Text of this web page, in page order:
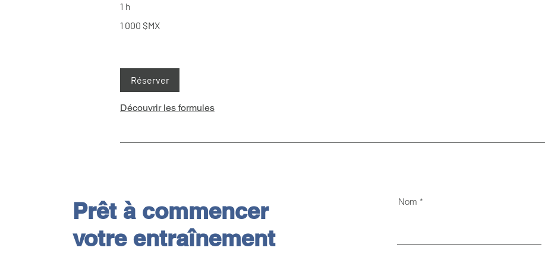
1 h
pesos
1 000 $MX
Réserver
Découvrir les formules
Prêt à commencer
votre entraînement
Nom